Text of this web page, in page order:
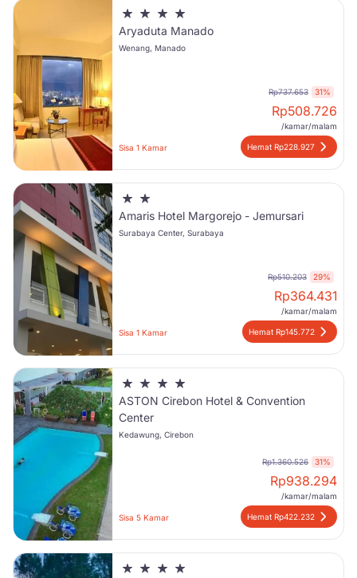
Aryaduta Manado
Wenang, Manado
Rp737.653 31%
Rp508.726
/kamar/malam
Sisa 1 Kamar Hemat Rp228.927
Amaris Hotel Margorejo - Jemursari
Surabaya Center, Surabaya
Rp510.203 29%
Rp364.431
/kamar/malam
Sisa 1 Kamar Hemat Rp145.772
ASTON Cirebon Hotel & Convention
Center
Kedawung, Cirebon
Rp1.360.526 31%
Rp938.294
/kamar/malam
Sisa 5 Kamar Hemat Rp422.232